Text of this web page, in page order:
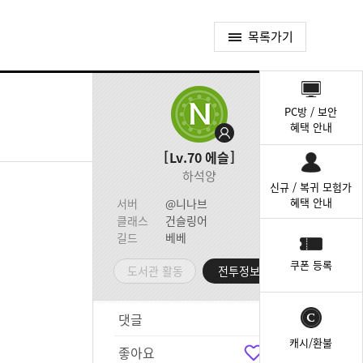
목록가기
Lv.70에슬
하석양
서버
@니나브
클래스
건슬링어
길드
베베
도서관 활동 전투정보실
댓글
좋아요
PC방 / 보안
혜택 안내
신규 / 복귀 모험가
혜택 안내
쿠폰 등록
캐시/환불